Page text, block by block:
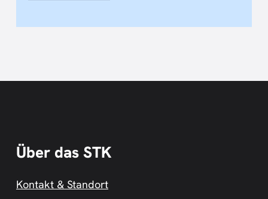
Über das STK
Kontakt & Standort